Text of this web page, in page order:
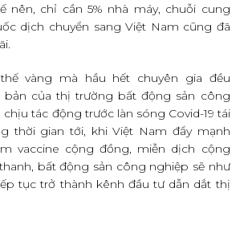
nên, chỉ cần 5% nhà máy, chuỗi cung
dịch chuyển sang Việt Nam cũng đã
vàng mà hầu hết chuyên gia đều
bản của thị trường bất động sản công
tác động trước làn sóng Covid-19 tái
thời gian tới, khi Việt Nam đẩy mạnh
vaccine cộng đồng, miễn dịch cộng
bất động sản công nghiệp sẽ như
tục trở thành kênh đầu tư dẫn dắt thị